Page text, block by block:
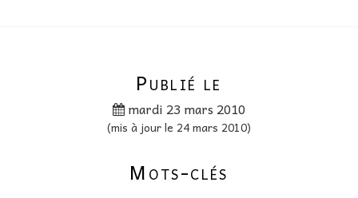
Publié le
mardi 23 mars 2010
(mis à jour le 24 mars 2010)
Mots-clés